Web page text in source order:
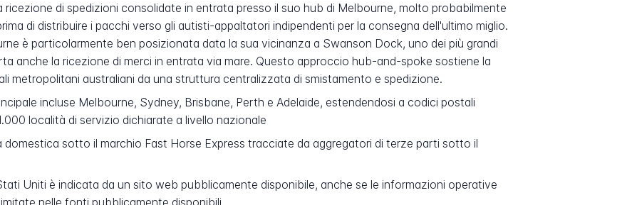
ricezione di spedizioni consolidate in entrata presso il suo hub di Melbourne, molto probabilmente
di distribuire i pacchi verso gli autisti-appaltatori indipendenti per la consegna dell'ultimo miglio.
è particolarmente ben posizionata data la sua vicinanza a Swanson Dock, uno dei più grandi
anche la ricezione di merci in entrata via mare. Questo approccio hub-and-spoke sostiene la
metropolitani australiani da una struttura centralizzata di smistamento e spedizione.
incluse Melbourne, Sydney, Brisbane, Perth e Adelaide, estendendosi a codici postali
località di servizio dichiarate a livello nazionale
domestica sotto il marchio Fast Horse Express tracciate da aggregatori di terze parti sotto il
Uniti è indicata da un sito web pubblicamente disponibile, anche se le informazioni operative